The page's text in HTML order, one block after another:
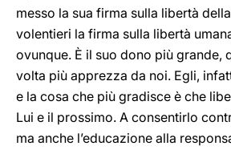
messo la sua firma sulla libertà
volentieri la firma sulla libertà
ovunque. È il suo dono più grande,
volta più apprezza da noi. Egli,
e la cosa che più gradisce è che
Lui e il prossimo. A consentirlo
ma anche l’educazione alla